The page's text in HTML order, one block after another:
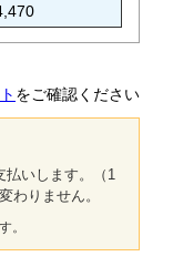
をご確認ください
払いします。（1
わりません。
。